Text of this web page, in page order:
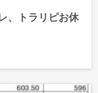
、トラリピお休